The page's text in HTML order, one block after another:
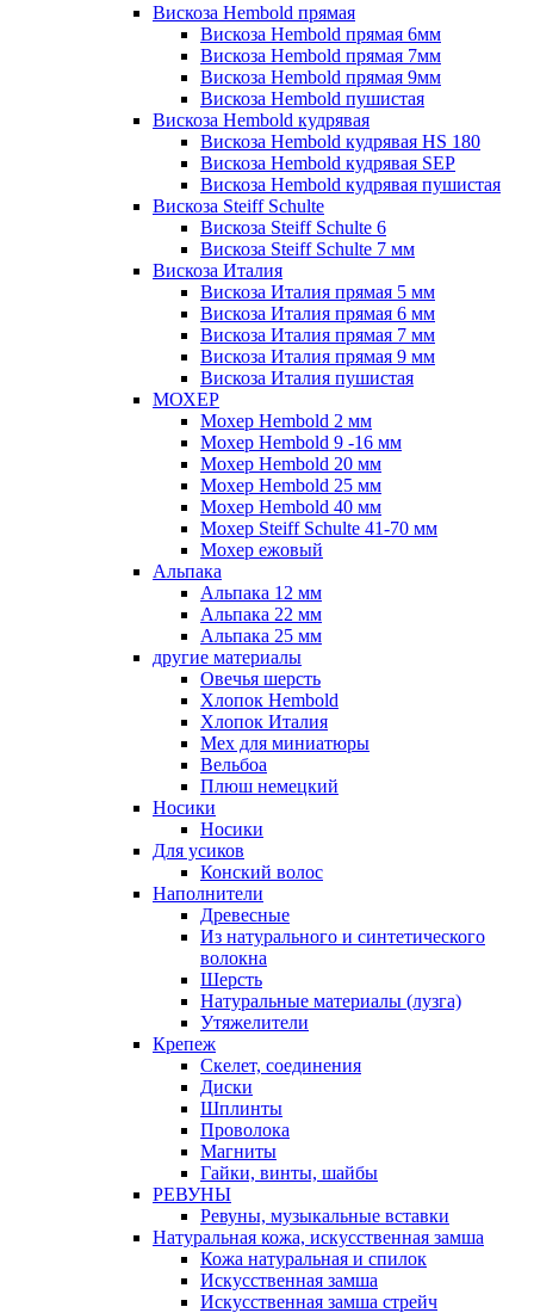
Вискоза Hembold прямая
Вискоза Hembold прямая 6мм
Вискоза Hembold прямая 7мм
Вискоза Hembold прямая 9мм
Вискоза Hembold пушистая
Вискоза Hembold кудрявая
Вискоза Hembold кудрявая HS 180
Вискоза Hembold кудрявая SEP
Вискоза Hembold кудрявая пушистая
Вискоза Steiff Schulte
Вискоза Steiff Schulte 6
Вискоза Steiff Schulte 7 мм
Вискоза Италия
Вискоза Италия прямая 5 мм
Вискоза Италия прямая 6 мм
Вискоза Италия прямая 7 мм
Вискоза Италия прямая 9 мм
Вискоза Италия пушистая
МОХЕР
Мохер Hembold 2 мм
Мохер Hembold 9 -16 мм
Мохер Hembold 20 мм
Мохер Hembold 25 мм
Мохер Hembold 40 мм
Мохер Steiff Schulte 41-70 мм
Мохер ежовый
Альпака
Альпака 12 мм
Альпака 22 мм
Альпака 25 мм
другие материалы
Овечья шерсть
Хлопок Hembold
Хлопок Италия
Мех для миниатюры
Вельбоа
Плюш немецкий
Носики
Носики
Для усиков
Конский волос
Наполнители
Древесные
Из натурального и синтетического
волокна
Шерсть
Натуральные материалы (лузга)
Утяжелители
Крепеж
Скелет, соединения
Диски
Шплинты
Проволока
Магниты
Гайки, винты, шайбы
РЕВУНЫ
Ревуны, музыкальные вставки
Натуральная кожа, искусственная замша
Кожа натуральная и спилок
Искусственная замша
Искусственная замша стрейч